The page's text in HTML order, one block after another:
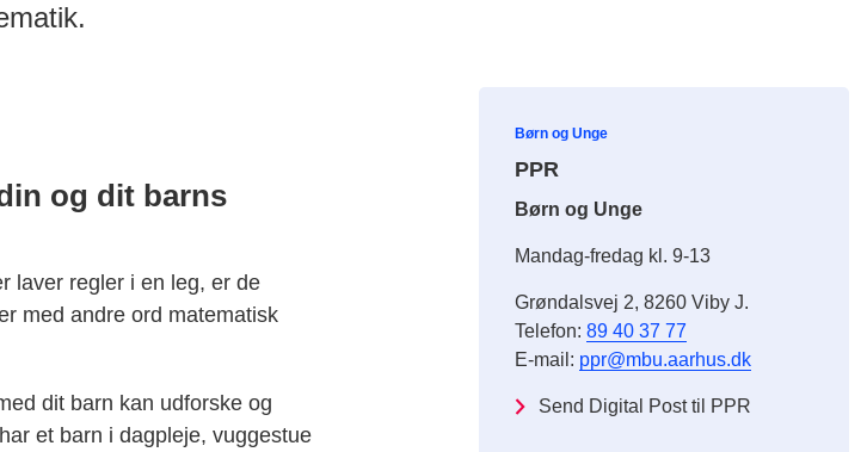
og dit barns
laver regler i en leg, er de
med andre ord matematisk
dit barn kan udforske og
et barn i dagpleje, vuggestue
Børn og Unge
PPR
Børn og Unge
Mandag-fredag kl. 9-13
Grøndalsvej 2, 8260 Viby J.
Telefon:89 40 37 77
E-mail: ppr@mbu.aarhus.dk
Send Digital Post til PPR